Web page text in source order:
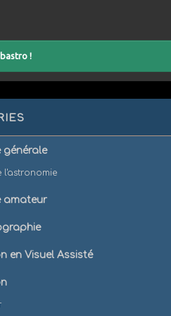
!
générale
l'astronomie
amateur
en Visuel Assisté